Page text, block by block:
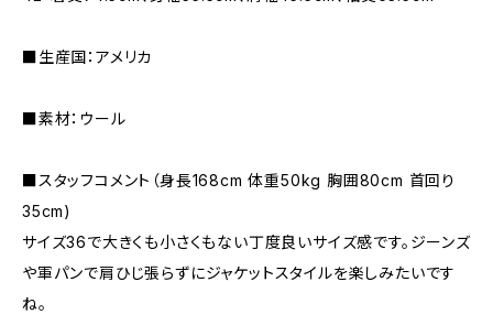
■生産国：アメリカ
■素材：ウール
■スタッフコメント（身長168cm 体重50kg 胸囲80cm 首回り
35cm)
サイズ36で大きくも小さくもない丁度良いサイズ感です。ジーンズ
や軍パンで肩ひじ張らずにジャケットスタイルを楽しみたいです
ね。